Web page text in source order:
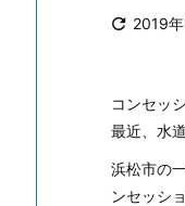
 2019
コンセッ
最近、水
浜松市の
ンセッシ